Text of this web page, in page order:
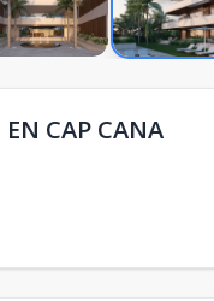
EN CAP CANA